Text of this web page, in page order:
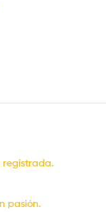
pasión.